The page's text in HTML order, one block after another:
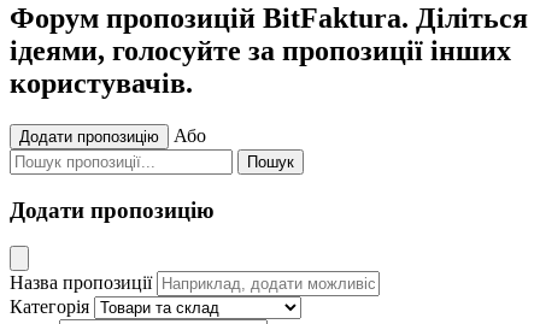
Форум пропозицій BitFaktura. Діліться
ідеями, голосуйте за пропозиції інших
користувачів.
Додати пропозицію Або
Пошук
Додати пропозицію
Назва пропозиції
Категорія